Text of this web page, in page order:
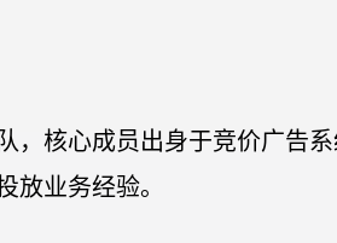
，核心成员出身于竞价广告
放业务经验。